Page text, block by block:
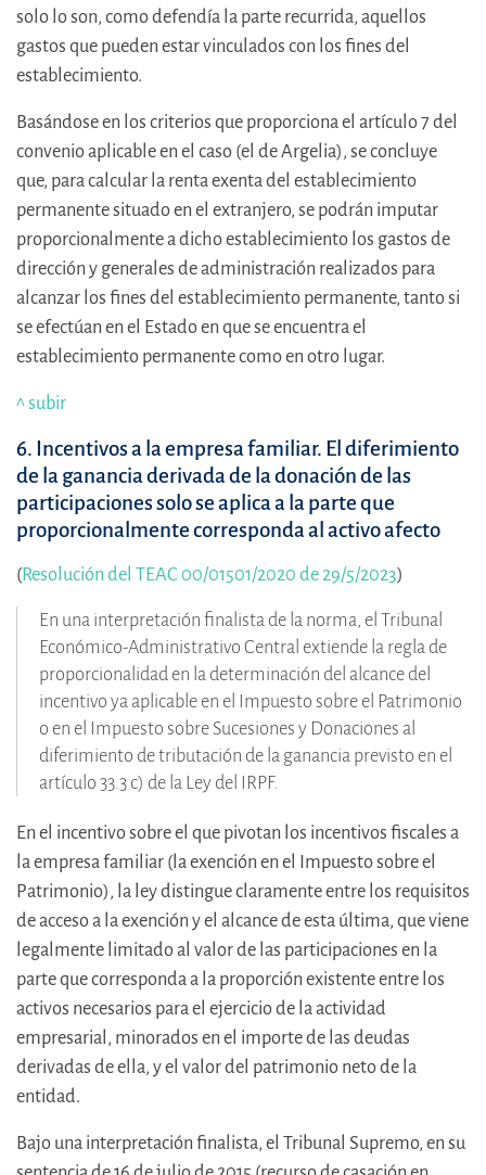
solo lo son, como defendía la parte recurrida, aquellos
gastos que pueden estar vinculados con los fines del
establecimiento.
Basándose en los criterios que proporciona el artículo 7 del
convenio aplicable en el caso (el de Argelia), se concluye
que, para calcular la renta exenta del establecimiento
permanente situado en el extranjero, se podrán imputar
proporcionalmente a dicho establecimiento los gastos de
dirección y generales de administración realizados para
alcanzar los fines del establecimiento permanente, tanto si
se efectúan en el Estado en que se encuentra el
establecimiento permanente como en otro lugar.
^ subir
6. Incentivos a la empresa familiar. El diferimiento
de la ganancia derivada de la donación de las
participaciones solo se aplica a la parte que
proporcionalmente corresponda al activo afecto
(Resolución del TEAC 00/01501/2020 de 29/5/2023)
En una interpretación finalista de la norma, el Tribunal
Económico-Administrativo Central extiende la regla de
proporcionalidad en la determinación del alcance del
incentivo ya aplicable en el Impuesto sobre el Patrimonio
o en el Impuesto sobre Sucesiones y Donaciones al
diferimiento de tributación de la ganancia previsto en el
artículo 33.3 c) de la Ley del IRPF.
En el incentivo sobre el que pivotan los incentivos fiscales a
la empresa familiar (la exención en el Impuesto sobre el
Patrimonio), la ley distingue claramente entre los requisitos
de acceso a la exención y el alcance de esta última, que viene
legalmente limitado al valor de las participaciones en la
parte que corresponda a la proporción existente entre los
activos necesarios para el ejercicio de la actividad
empresarial, minorados en el importe de las deudas
derivadas de ella, y el valor del patrimonio neto de la
entidad.
Bajo una interpretación finalista, el Tribunal Supremo, en su